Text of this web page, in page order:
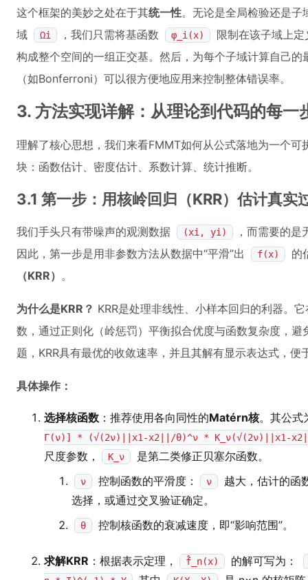
这个框架的美妙之处在于其统一性。无论是全局检验还是
域
Ωi ，我们只需将基函数 φ_i(x)
限制在该子域上
构成整个空间的一组正交基。然后，为每个子域计算自己
（如Bonferroni）可以很方便地应用来控制整体错误率。
3. 方法实现详解：从理论到代码的每一
理解了核心思想，我们来看FMMT如何从公式落地为一个
块：函数估计、密度估计、系数计算、统计推断。
3.1 第一步：用核岭回归（KRR）估计真实
我们手头只有带噪声的观测数据 (xi, yi)
，而需要的
因此，第一步是用非参数方法从数据中“平滑”出
f(x)
的
（KRR） 。
为什么是KRR？ KRR是处理非线性、小样本回归的利器。
数，通过正则化（岭惩罚）平衡拟合优度与函数复杂度，
题，KRR具有最优的收敛速率，并且其解有显示表达式，便
具体操作：
选择核函数 ：推荐使用各向同性的Matérn核。其公
Γ(ν)] * (√(2ν)||x1-x2||/θ)^ν * K_ν(√(2ν)||x1-
尺度参数， K_ν 是第二类修正贝塞尔函数。
ν 控制函数的平滑度： ν
越大，估计的函
选择，或通过交叉验证确定。
θ 控制核函数的衰减速度，即“影响范围”。
求解KRR ：根据表示定理， f̂_n(x) 的解可写为：